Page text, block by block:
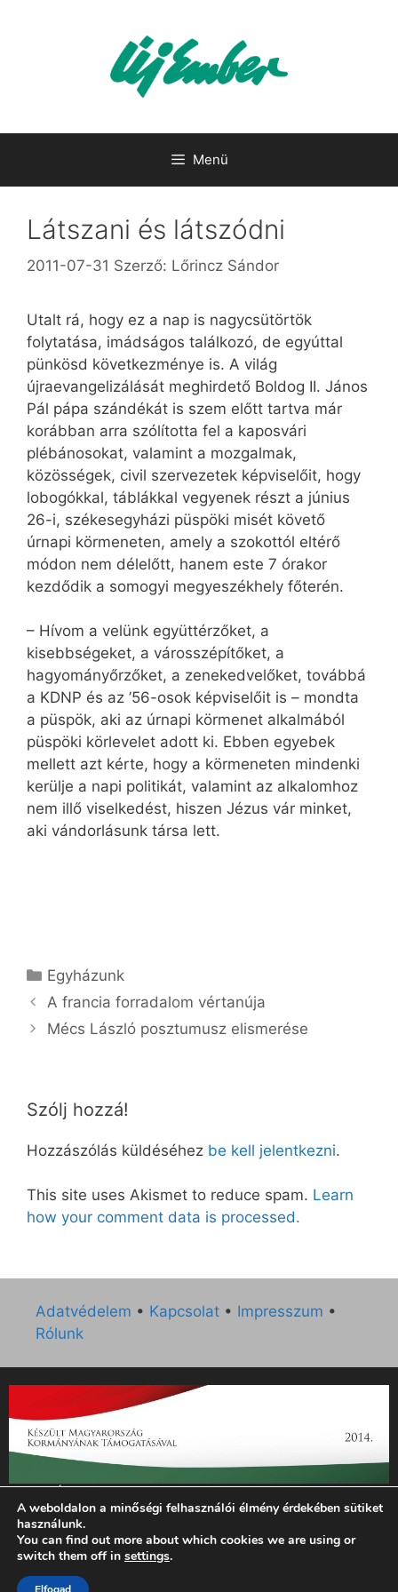
Menü
Látszani és látszódni
2011-07-31 Szerző: Lőrincz Sándor
Utalt rá, hogy ez a nap is nagycsütörtök
folytatása, imádságos találkozó, de egyúttal
pünkösd következménye is. A világ
újraevangelizálását meghirdető Boldog II. János
Pál pápa szándékát is szem előtt tartva már
korábban arra szólította fel a kaposvári
plébánosokat, valamint a mozgalmak,
közösségek, civil szervezetek képviselőit, hogy
lobogókkal, táblákkal vegyenek részt a június
26-i, székesegyházi püspöki misét követő
úrnapi körmeneten, amely a szokottól eltérő
módon nem délelőtt, hanem este 7 órakor
kezdődik a somogyi megyeszékhely főterén.
– Hívom a velünk együttérzőket, a
kisebbségeket, a városszépítőket, a
hagyományőrzőket, a zenekedvelőket, továbbá
a KDNP és az ’56-osok képviselőit is – mondta
a püspök, aki az úrnapi körmenet alkalmából
püspöki körlevelet adott ki. Ebben egyebek
mellett azt kérte, hogy a körmeneten mindenki
kerülje a napi politikát, valamint az alkalomhoz
nem illő viselkedést, hiszen Jézus vár minket,
aki vándorlásunk társa lett.
Kategória
Egyházunk
A francia forradalom vértanúja
Mécs László posztumusz elismerése
Szólj hozzá!
Hozzászólás küldéséhez be kell jelentkezni.
This site uses Akismet to reduce spam. Learn
how your comment data is processed.
Adatvédelem • Kapcsolat • Impresszum •
Rólunk
„Az Új Ember katolikus hetilap 2014. évi működésének
támogatását az EGYH-KCP-14-P-0121 sz. támogatási
szerződés keretében 3 000 000 Ft összegben támogatta az
Emberi Erőforrások Minisztériuma.”
A weboldalon a minőségi felhasználói élmény érdekében sütiket
használunk.
You can find out more about which cookies we are using or
switch them off in settings.